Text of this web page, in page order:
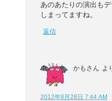
あのあたりの演出も
しまってますね。
返信
かもさん よ
2012年8月28日 7:44 AM